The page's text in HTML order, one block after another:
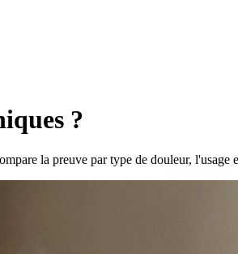
?
la preuve par type de douleur, l'usage